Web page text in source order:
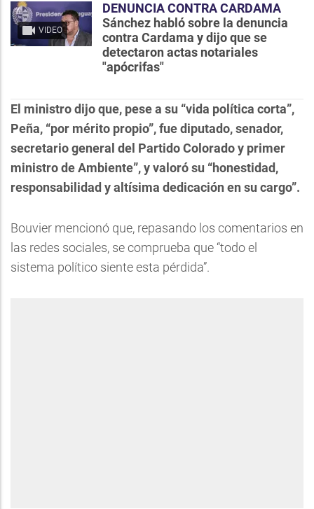
VIDEO
DENUNCIA CONTRA CARDAMA
Sánchez habló sobre la denuncia
contra Cardama y dijo que se
detectaron actas notariales
"apócrifas"
El ministro dijo que, pese a su “vida política corta”,
Peña, “por mérito propio”, fue diputado, senador,
secretario general del Partido Colorado y primer
ministro de Ambiente”, y valoró su “honestidad,
responsabilidad y altísima dedicación en su cargo”.
Bouvier mencionó que, repasando los comentarios en
las redes sociales, se comprueba que “todo el
sistema político siente esta pérdida”.